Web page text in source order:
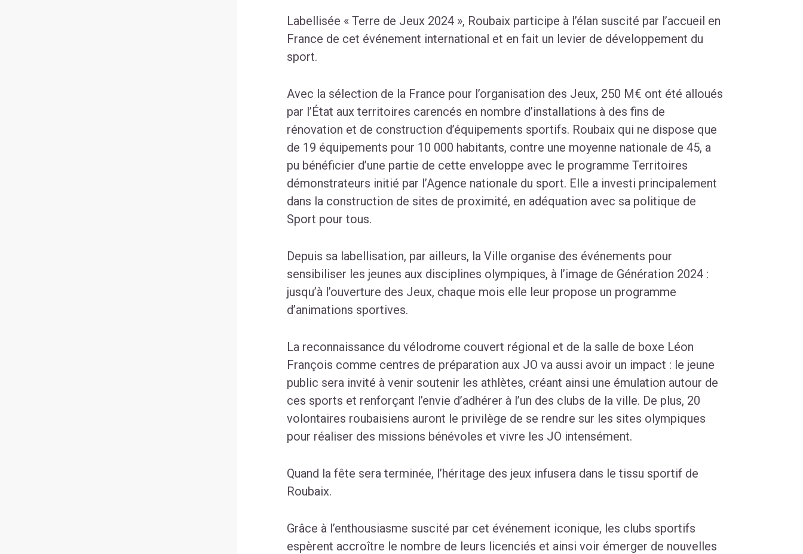
Labellisée « Terre de Jeux 2024 », Roubaix participe à l’élan suscité par l’accueil en
France de cet événement international et en fait un levier de développement du
sport.
Avec la sélection de la France pour l’organisation des Jeux, 250 M€ ont été alloués
par l’État aux territoires carencés en nombre d’installations à des fins de
rénovation et de construction d’équipements sportifs. Roubaix qui ne dispose que
de 19 équipements pour 10 000 habitants, contre une moyenne nationale de 45, a
pu bénéficier d’une partie de cette enveloppe avec le programme Territoires
démonstrateurs initié par l’Agence nationale du sport. Elle a investi principalement
dans la construction de sites de proximité, en adéquation avec sa politique de
Sport pour tous.
Depuis sa labellisation, par ailleurs, la Ville organise des événements pour
sensibiliser les jeunes aux disciplines olympiques, à l’image de Génération 2024 :
jusqu’à l’ouverture des Jeux, chaque mois elle leur propose un programme
d’animations sportives.
La reconnaissance du vélodrome couvert régional et de la salle de boxe Léon
François comme centres de préparation aux JO va aussi avoir un impact : le jeune
public sera invité à venir soutenir les athlètes, créant ainsi une émulation autour de
ces sports et renforçant l’envie d’adhérer à l’un des clubs de la ville. De plus, 20
volontaires roubaisiens auront le privilège de se rendre sur les sites olympiques
pour réaliser des missions bénévoles et vivre les JO intensément.
Quand la fête sera terminée, l’héritage des jeux infusera dans le tissu sportif de
Roubaix.
Grâce à l’enthousiasme suscité par cet événement iconique, les clubs sportifs
espèrent accroître le nombre de leurs licenciés et ainsi voir émerger de nouvelles